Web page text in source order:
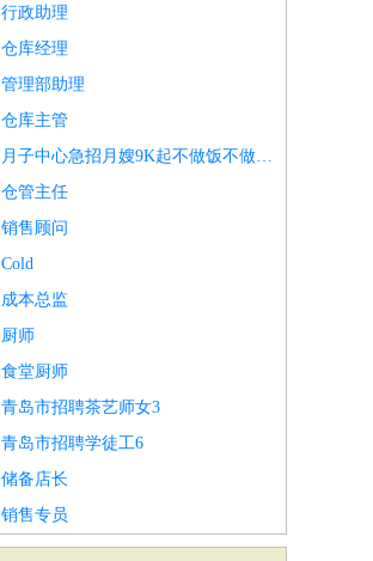
行政助理
仓库经理
管理部助理
仓库主管
月子中心急招月嫂9K起不做饭不做卫生
仓管主任
销售顾问
Cold
成本总监
厨师
食堂厨师
青岛市招聘茶艺师女3
青岛市招聘学徒工6
储备店长
销售专员